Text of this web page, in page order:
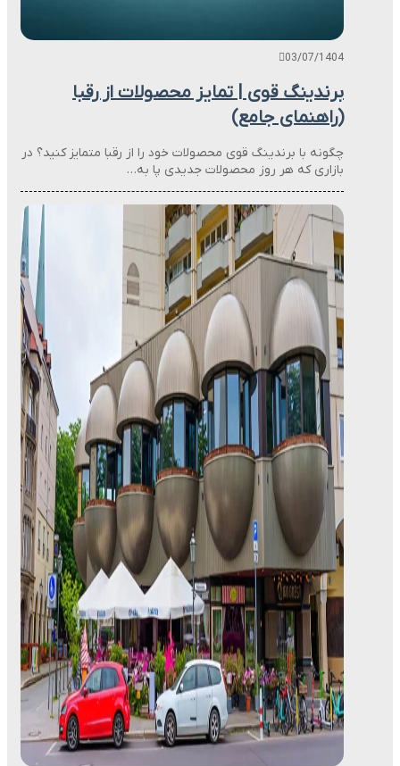
03/07/1404
برندینگ قوی | تمایز محصولات از رقبا
(راهنمای جامع)
چگونه با برندینگ قوی محصولات خود را از رقبا متمایز کنید؟ در
بازاری که هر روز محصولات جدیدی پا به…